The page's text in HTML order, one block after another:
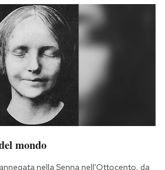
mondo
nella Senna nell'Ottocento, da